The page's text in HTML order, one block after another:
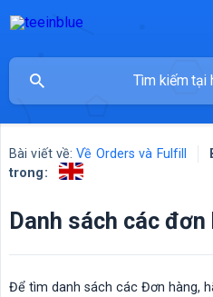
Bài viết về: Về Orders và Fulfill
trong:
Danh sách các đơn
Để tìm danh sách các Đơn hàng,